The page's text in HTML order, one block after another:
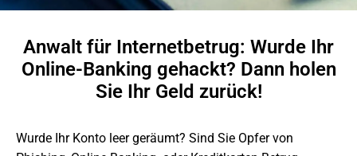
Anwalt für Internetbetrug: Wurde Ihr
Online-Banking gehackt? Dann holen
Sie Ihr Geld zurück!
Wurde Ihr Konto leer geräumt? Sind Sie Opfer von